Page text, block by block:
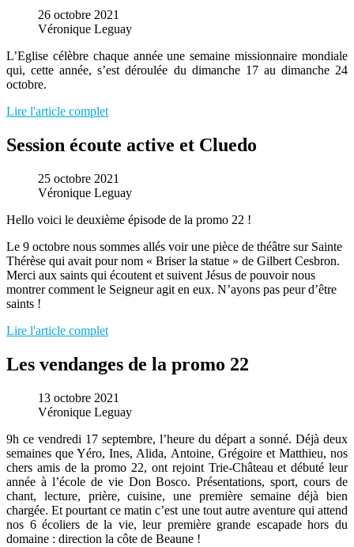
26 octobre 2021
Véronique Leguay
L’Eglise célèbre chaque année une semaine missionnaire mondiale
qui, cette année, s’est déroulée du dimanche 17 au dimanche 24
octobre.
Lire l'article complet
Session écoute active et Cluedo
25 octobre 2021
Véronique Leguay
Hello voici le deuxième épisode de la promo 22 !
Le 9 octobre nous sommes allés voir une pièce de théâtre sur Sainte
Thérèse qui avait pour nom « Briser la statue » de Gilbert Cesbron.
Merci aux saints qui écoutent et suivent Jésus de pouvoir nous
montrer comment le Seigneur agit en eux. N’ayons pas peur d’être
saints !
Lire l'article complet
Les vendanges de la promo 22
13 octobre 2021
Véronique Leguay
9h ce vendredi 17 septembre, l’heure du départ a sonné. Déjà deux
semaines que Yéro, Ines, Alida, Antoine, Grégoire et Matthieu, nos
chers amis de la promo 22, ont rejoint Trie-Château et débuté leur
année à l’école de vie Don Bosco. Présentations, sport, cours de
chant, lecture, prière, cuisine, une première semaine déjà bien
chargée. Et pourtant ce matin c’est une tout autre aventure qui attend
nos 6 écoliers de la vie, leur première grande escapade hors du
domaine : direction la côte de Beaune !